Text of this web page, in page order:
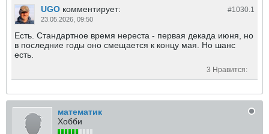
#1030.1
UGO комментирует:
23.05.2026, 09:50
Есть. Стандартное время нереста - первая декада июня, но
в последние годы оно смещается к концу мая. Но шанс
есть.
3 Нравится:
математик
Хобби